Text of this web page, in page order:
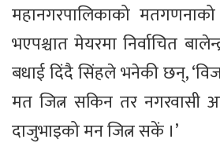
महानगरपालिकाको
भएपश्चात मेयरमा निर्वाचित
बधाई दिंदै सिंहले भनेकी छन्,
मत जित्न सकिन तर नगरवासी
दाजुभाइको मन जित्न सकें ।’